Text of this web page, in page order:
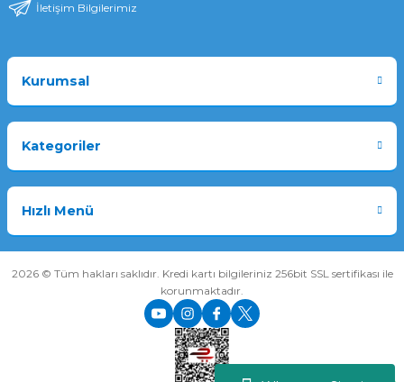
İletişim Bilgilerimiz
Kurumsal
Kategoriler
Hızlı Menü
2026 © Tüm hakları saklıdır. Kredi kartı bilgileriniz 256bit SSL sertifikası ile
korunmaktadır.